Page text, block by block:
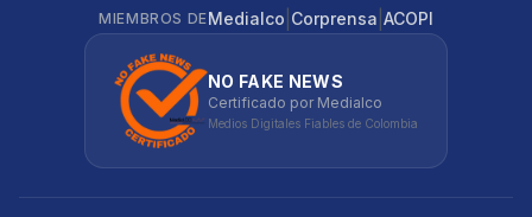
MIEMBROS DEMedialco Corprensa ACOPI
NO FAKE NEWS
Certificado por Medialco
Medios Digitales Fiables de Colombia